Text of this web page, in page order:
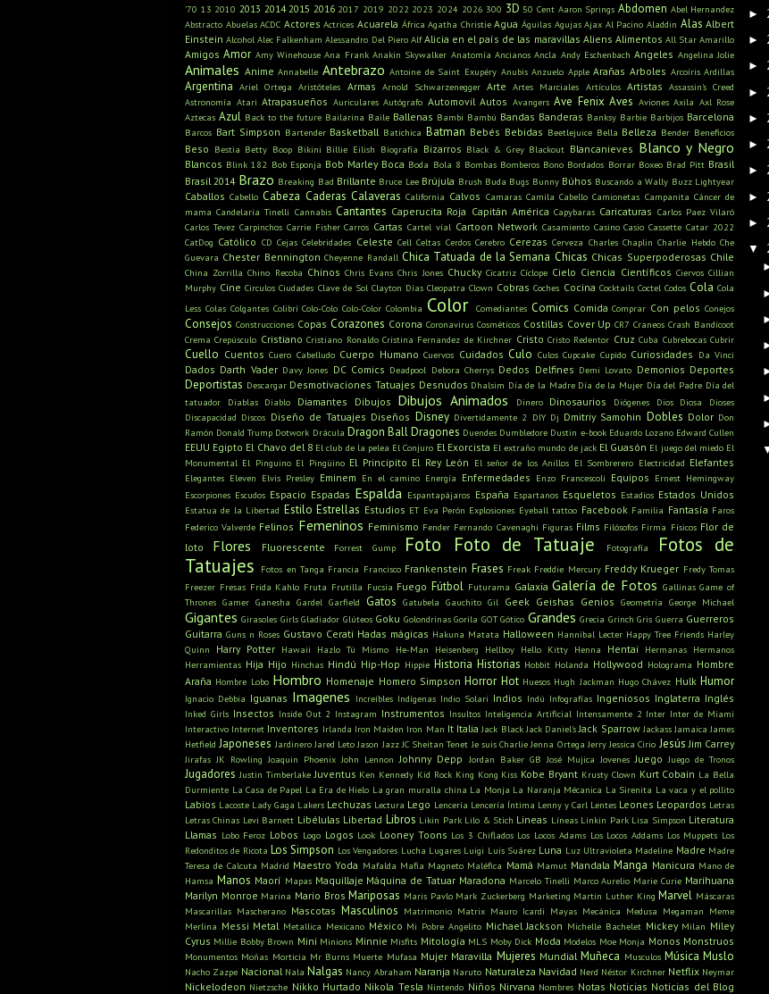
'70 13 2010 2013 2014 2015 2016 2017 2019 2022 2023 2024 2026 300 3D 50 Cent Aaron Springs Abdomen Abel Hernandez
Abstracto Abuelas ACDC Actores Actrices Acuarela África Agatha Christie Agua Águilas Agujas Ajax Al Pacino Aladdin Alas Albert
Einstein Alcohol Alec Falkenham Alessandro Del Piero Alf Alicia en el país de las maravillas Aliens Alimentos All Star Amarillo
Amigos Amor Amy Winehouse Ana Frank Anakin Skywalker Anatomía Ancianos Ancla Andy Eschenbach Angeles Angelina Jolie
Animales Anime Annabelle Antebrazo Antoine de Saint Exupéry Anubis Anzuelo Apple Arañas Arboles Arcoíris Ardillas
Argentina Ariel Ortega Aristóteles Armas Arnold Schwarzenegger Arte Artes Marciales Artículos Artistas Assassin's Creed
Astronomía Atari Atrapasueños Auriculares Autógrafo Automovil Autos Avangers Ave Fenix Aves Aviones Axila Axl Rose
Aztecas Azul Back to the future Bailarina Baile Ballenas Bambi Bambú Bandas Banderas Banksy Barbie Barbijos Barcelona
Barcos Bart Simpson Bartender Basketball Batichica Batman Bebés Bebidas Beetlejuice Bella Belleza Bender Beneficios
Beso Bestia Betty Boop Bikini Billie Eilish Biografía Bizarros Black & Grey Blackout Blancanieves Blanco y Negro
Blancos Blink 182 Bob Esponja Bob Marley Boca Boda Bola 8 Bombas Bomberos Bono Bordados Borrar Boxeo Brad Pitt Brasil
Brasil 2014 Brazo Breaking Bad Brillante Bruce Lee Brújula Brush Buda Bugs Bunny Búhos Buscando a Wally Buzz Lightyear
Caballos Cabello Cabeza Caderas Calaveras California Calvos Camaras Camila Cabello Camionetas Campanita Cáncer de
mama Candelaria Tinelli Cannabis Cantantes Caperucita Roja Capitán América Capybaras Caricaturas Carlos Paez Vilaró
Carlos Tevez Carpinchos Carrie Fisher Carros Cartas Cartel víal Cartoon Network Casamiento Casino Casio Cassette Catar 2022
CatDog Católico CD Cejas Celebridades Celeste Cell Celtas Cerdos Cerebro Cerezas Cerveza Charles Chaplin Charlie Hebdo Che
Guevara Chester Bennington Cheyenne Randall Chica Tatuada de la Semana Chicas Chicas Superpoderosas Chile
China Zorrilla Chino Recoba Chinos Chris Evans Chris Jones Chucky Cicatriz Cíclope Cielo Ciencia Científicos Ciervos Cillian
Murphy Cine Circulos Ciudades Clave de Sol Clayton Días Cleopatra Clown Cobras Coches Cocina Cocktails Coctel Codos Cola Cola
Less Colas Colgantes Colibrí Colo-Colo Colo-Color Colombia Color Comediantes Comics Comida Comprar Con pelos Conejos
Consejos Construcciones Copas Corazones Corona Coronavirus Cosméticos Costillas Cover Up CR7 Craneos Crash Bandicoot
Crema Crepúsculo Cristiano Cristiano Ronaldo Cristina Fernandez de Kirchner Cristo Cristo Redentor Cruz Cuba Cubrebocas Cubrir
Cuello Cuentos Cuero Cabelludo Cuerpo Humano Cuervos Cuidados Culo Culos Cupcake Cupido Curiosidades Da Vinci
Dados Darth Vader Davy Jones DC Comics Deadpool Debora Cherrys Dedos Delfines Demi Lovato Demonios Deportes
Deportistas Descargar Desmotivaciones Tatuajes Desnudos Dhalsim Día de la Madre Día de la Mujer Día del Padre Día del
tatuador
Diablas Diablo Diamantes Dibujos Dibujos Animados Dinero Dinosaurios Diógenes Dios Diosa
Dioses
Discapacidad Discos Diseño de Tatuajes Diseños Disney Divertidamente 2 DIY Dj Dmitriy Samohin Dobles Dolor Don
Ramón Donald Trump Dotwork Drácula Dragon BallDragones Duendes Dumbledore Dustin e-book Eduardo Lozano Edward Cullen
EEUU Egipto El Chavo del 8 El club de la pelea El Conjuro El Exorcista El extraño mundo de jack El Guasón El juego del miedo El
Monumental El Pinguino El Pingüino El Principito El Rey León El señor de los Anillos El Sombrerero Electricidad Elefantes
Elegantes Eleven Elvis Presley Eminem En el camino Energía Enfermedades Enzo Francescoli Equipos Ernest Hemingway
Escorpiones Escudos Espacio Espadas Espalda Espantapájaros España Espartanos Esqueletos Estadios Estados Unidos
Estatua de la Libertad Estilo Estrellas Estudios ET Eva Perón Explosiones Eyeball tattoo Facebook Familia Fantasía Faros
Federico Valverde Felinos Femeninos Feminismo Fender Fernando Cavenaghi Figuras Films Filósofos Firma Físicos Flor de
loto
Flores Fluorescente Forrest Gump Foto Foto de Tatuaje Fotografía
Fotos de
Tatuajes
Fotos en Tanga Francia Francisco Frankenstein Frases Freak Freddie Mercury Freddy Krueger Fredy Tomas
Freezer Fresas Frida Kahlo Fruta Frutilla Fucsia Fuego Fútbol Futurama Galaxia Galería de Fotos Gallinas Game of
Thrones Gamer Ganesha Gardel Garfield Gatos Gatubela Gauchito Gil Geek Geishas Genios Geometría George Michael
Gigantes Girasoles Girls Gladiador Glúteos Goku Golondrinas Gorila GOT Gótico Grandes Grecia Grinch Gris Guerra Guerreros
Guitarra Guns n Roses Gustavo Cerati Hadas mágicas Hakuna Matata Halloween Hannibal Lecter Happy Tree Friends Harley
Quinn
Harry Potter Hawaii Hazlo Tú Mismo He-Man Heisenberg Hellboy Hello Kitty Henna Hentai Hermanas Hermanos
Herramientas Hija Hijo Hinchas Hindú Hip-Hop Hippie Historia Historias Hobbit Holanda Hollywood Holograma Hombre
Araña Hombre Lobo Hombro Homenaje Homero Simpson Horror Hot Huesos Hugh Jackman Hugo Chávez Hulk Humor
Ignacio Debbia Iguanas Imagenes Increíbles Indígenas Indio Solari Indios Indú Infografías Ingeniosos Inglaterra Inglés
Inked Girls Insectos Inside Out 2 Instagram Instrumentos Insultos Inteligencia Artificial Intensamente 2 Inter Inter de Miami
Interactivo Internet Inventores Irlanda Iron Maiden Iron Man It Italia Jack Black Jack Daniel's Jack Sparrow Jackass Jamaica James
Hetfield Japoneses Jardinero Jared Leto Jason Jazz JC Sheitan Tenet Je suis Charlie Jenna Ortega Jerry Jessica Cirio Jesús Jim Carrey
Jirafas JK Rowling Joaquin Phoenix John Lennon Johnny Depp Jordan Baker GB José Mujica Jovenes Juego Juego de Tronos
Jugadores Justin Timberlake Juventus Ken Kennedy Kid Rock King Kong Kiss Kobe Bryant Krusty Clown Kurt Cobain La Bella
Durmiente La Casa de Papel La Era de Hielo La gran muralla china La Monja La Naranja Mécanica La Sirenita La vaca y el pollito
Labios Lacoste Lady Gaga Lakers Lechuzas Lectura Lego Lencería Lencería Íntima Lenny y Carl Lentes Leones Leopardos Letras
Letras Chinas Levi Barnett Libélulas Libertad Libros Likin Park Lilo & Stich Lineas Líneas Linkin Park Lisa Simpson Literatura
Llamas Lobo Feroz Lobos Logo Logos Look Looney Toons Los 3 Chiflados Los Locos Adams Los Locos Addams Los Muppets Los
Redonditos de Ricota Los Simpson Los Vengadores Lucha Lugares Luigi Luis Suárez Luna Luz Ultravioleta Madeline Madre Madre
Teresa de Calcuta Madrid Maestro Yoda Mafalda Mafia Magneto Maléfica Mamá Mamut Mandala Manga Manicura Mano de
Hamsa Manos Maorí Mapas Maquillaje Máquina de Tatuar Maradona Marcelo Tinelli Marco Aurelio Marie Curie Marihuana
Marilyn Monroe Marina Mario Bros Mariposas Maris Pavlo Mark Zuckerberg Marketing Martin Luther King Marvel Máscaras
Mascarillas Mascherano Mascotas Masculinos Matrimonio Matrix Mauro Icardi Mayas Mecánica Medusa Megaman Meme
Merlina Messi Metal Metallica Mexicano México Mi Pobre Angelito Michael Jackson Michelle Bachelet Mickey Milan Miley
Cyrus Millie Bobby Brown Mini Minions Minnie Misfits Mitología MLS Moby Dick Moda Modelos Moe Monja Monos Monstruos
Monumentos Moñas Morticia Mr Burns Muerte Mufasa Mujer Maravilla Mujeres Mundial Muñeca Musculos Música Muslo
Nacho Zazpe Nacional Nala Nalgas Nancy Abraham Naranja Naruto Naturaleza Navidad Nerd Néstor Kirchner Netflix Neymar
Nickelodeon Nietzsche Nikko Hurtado Nikola Tesla Nintendo Niños Nirvana Nombres Notas Noticias Noticias del Blog
►
►
►
►
►
►
►
►
►
▼